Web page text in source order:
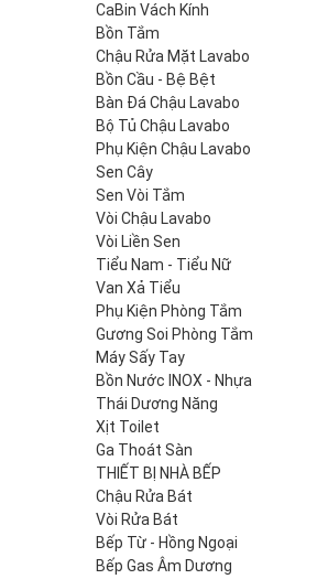
CaBin Vách Kính
Bồn Tắm
Chậu Rửa Mặt Lavabo
Bồn Cầu - Bệ Bệt
Bàn Đá Chậu Lavabo
Bộ Tủ Chậu Lavabo
Phụ Kiện Chậu Lavabo
Sen Cây
Sen Vòi Tắm
Vòi Chậu Lavabo
Vòi Liền Sen
Tiểu Nam - Tiểu Nữ
Van Xả Tiểu
Phụ Kiện Phòng Tắm
Gương Soi Phòng Tắm
Máy Sấy Tay
Bồn Nước INOX - Nhựa
Thái Dương Năng
Xịt Toilet
Ga Thoát Sàn
THIẾT BỊ NHÀ BẾP
Chậu Rửa Bát
Vòi Rửa Bát
Bếp Từ - Hồng Ngoại
Bếp Gas Âm Dương